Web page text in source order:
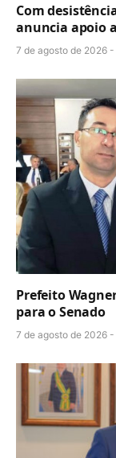
Com
anuncia apoio
7 de agosto de 2026 -
Prefeito
para o Senado
7 de agosto de 2026